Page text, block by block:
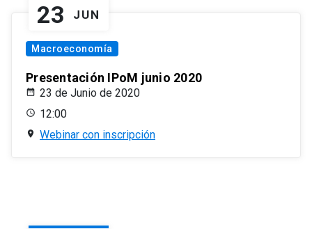
23 JUN
Macroeconomía
Presentación IPoM junio 2020
23 de Junio de 2020
12:00
Webinar con inscripción